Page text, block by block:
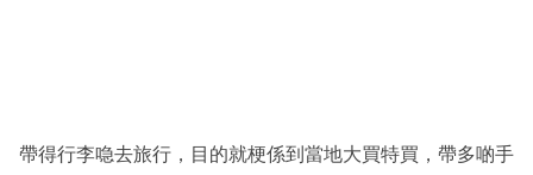
區
帶得行李喼去旅行，目的就梗係到當地大買特買，帶多啲手